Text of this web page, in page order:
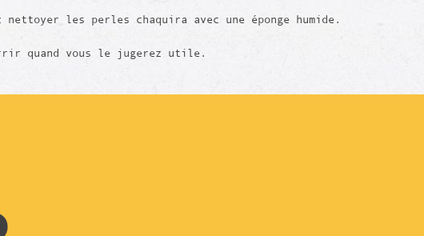
les perles chaquira avec une éponge humide.
quand vous le jugerez utile.